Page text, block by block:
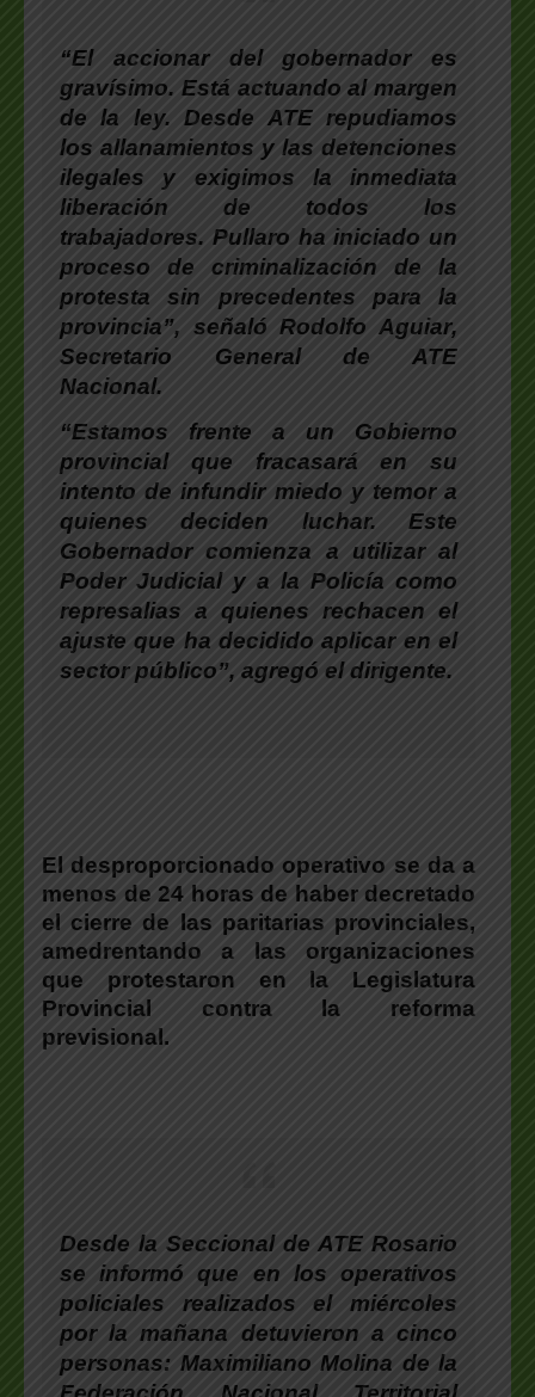
“El accionar del gobernador es
gravísimo. Está actuando al margen
de la ley. Desde ATE repudiamos
los allanamientos y las detenciones
ilegales y exigimos la inmediata
liberación de todos los
trabajadores. Pullaro ha iniciado un
proceso de criminalización de la
protesta sin precedentes para la
provincia”, señalóRodolfo Aguiar,
Secretario General de ATE
Nacional.
“Estamos frente a un Gobierno
provincial que fracasará en su
intento de infundir miedo y temor a
quienes deciden luchar. Este
Gobernador comienza a utilizar al
Poder Judicial y a la Policía como
represalias a quienes rechacen el
ajuste que ha decidido aplicar en el
sector público”, agregó el dirigente.
El desproporcionado operativo se da a
menos de 24 horas de haber decretado
el cierre de las paritarias provinciales,
amedrentando a las organizaciones
que protestaron en la Legislatura
Provincial contra la reforma
previsional.
Desde la Seccional de ATE Rosario
se informóque en los operativos
policiales realizados el miércoles
por la mañana detuvieron a cinco
personas: Maximiliano Molina de la